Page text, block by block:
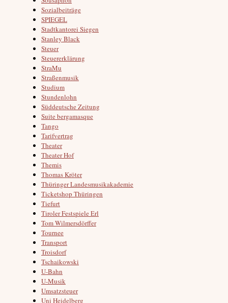
Sozialbeiträge
SPIEGEL
Stadtkantorei Siegen
Stanley Black
Steuer
Steuererklärung
StraMu
Straßenmusik
Studium
Stundenlohn
Süddeutsche Zeitung
Suite bergamasque
Tango
Tarifvertrag
Theater
Theater Hof
Themis
Thomas Kröter
Thüringer Landesmusikakademie
Ticketshop Thüringen
Tiefurt
Tiroler Festspiele Erl
Tom Wilmersdörffer
Tournee
Transport
Troisdorf
Tschaikowski
U-Bahn
U-Musik
Umsatzsteuer
Uni Heidelberg